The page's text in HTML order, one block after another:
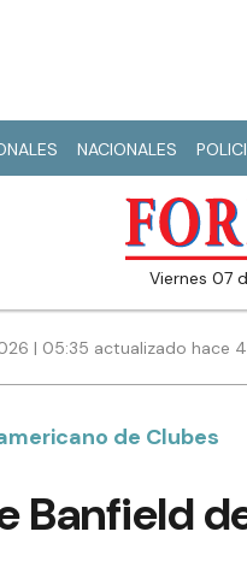
NACIONALES
viernes 07
| 05:35 actualizado hace
de Clubes
Banfield